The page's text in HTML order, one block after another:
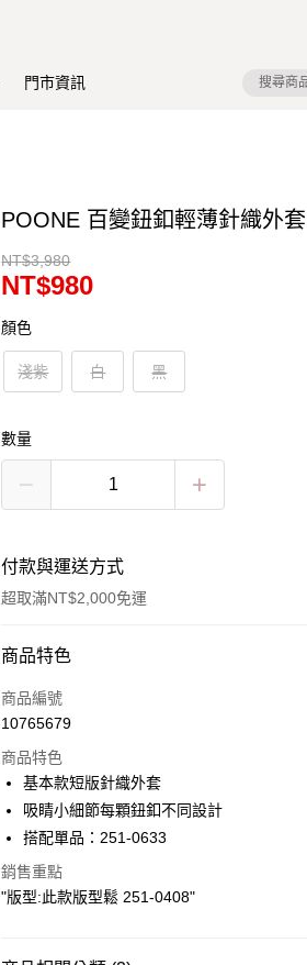
門市資訊
POONE 百變鈕釦輕薄針織外套
NT$3,980
NT$980
顏色
淺紫 白 黑
數量
付款與運送方式
超取滿NT$2,000免運
付款方式
信用卡一次付款
LINE Pay
Apple Pay
悠遊付
商品特色
商品編號
10765679
商品特色
基本款短版針織外套
吸睛小細節每顆鈕釦不同設計
搭配單品：251-0633
銷售重點
"版型:此款版型鬆 251-0408"